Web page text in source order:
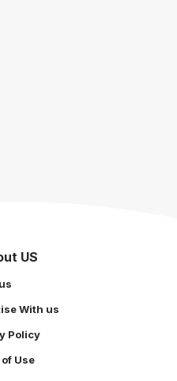
US
With us
Policy
Use